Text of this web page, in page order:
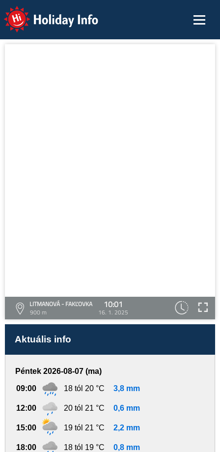
Holiday Info
LITMANOVÁ - FAKĽOVKA
900 m
10:01
16. 1. 2025
Aktuális info
Péntek 2026-08-07 (ma)
09:00 18 tól 20 °C 3,8 mm
12:00 20 tól 21 °C 0,6 mm
15:00 19 tól 21 °C 2,2 mm
18:00 18 tól 19 °C 0,8 mm